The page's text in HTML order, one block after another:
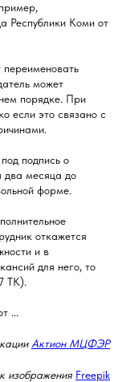
Республики Коми от
переименовать
может
порядке. При
если это связано с
подпись о
два месяца до
форме.
откажется
и в
для него, то
ТК).
...
Актион МЦФЭР
изображения Freepik